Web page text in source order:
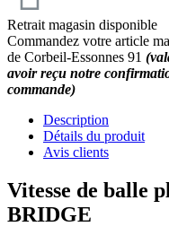
Retrait magasin disponible
Commandez votre article
de Corbeil-Essonnes 91
avoir reçu notre
commande)
Description
Détails du produit
Avis clients
Vitesse de balle
BRIDGE